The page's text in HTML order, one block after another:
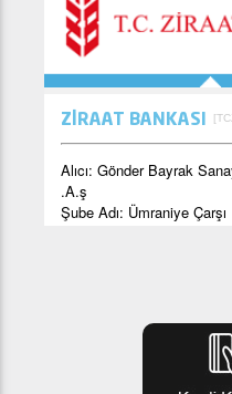
ZİRAAT BANKASI
Alıcı:Gönder Bayrak
A.ş.
Şube Adı: Ümraniye Çarşı